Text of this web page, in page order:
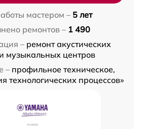
мастером – 5 лет
ремонтов – 1 490
– ремонт акустических
музыкальных центров
– профильное техническое,
технологических процессов»